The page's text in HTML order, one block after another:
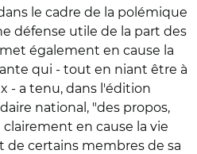
le cadre de la polémique
défense utile de la part des
également en cause la
qui - tout en niant être à
- a tenu, dans l'édition
national, "des propos,
en cause la vie
de certains membres de sa